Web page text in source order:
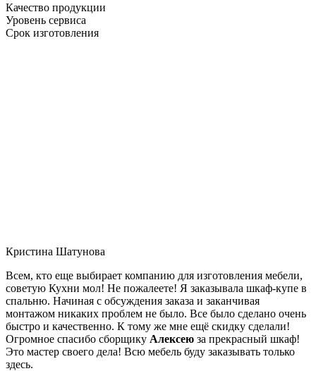
Качество продукции
Уровень сервиса
Срок изготовления
Кристина Шатунова
Всем, кто еще выбирает компанию для изготовления мебели,
советую Кухни мол! Не пожалеете! Я заказывала шкаф-купе в
спальню. Начиная с обсуждения заказа и заканчивая
монтажом никаких проблем не было. Все было сделано очень
быстро и качественно. К тому же мне ещё скидку сделали!
Огромное спасибо сборщику Алексею за прекрасный шкаф!
Это мастер своего дела! Всю мебель буду заказывать только
здесь.